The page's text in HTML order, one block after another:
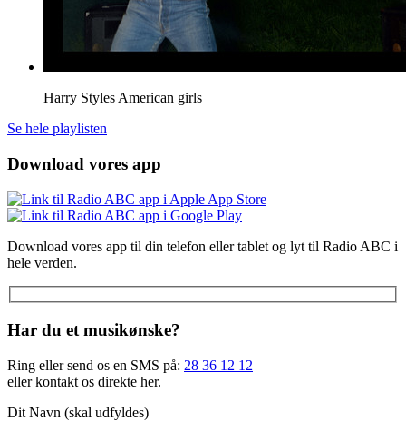
Harry StylesAmerican girls
Se hele playlisten
Download vores app
Download vores app til din telefon eller tablet og lyt til Radio ABC i
hele verden.
Har du et musikønske?
Ring eller send os en SMS på: 28 36 12 12
eller kontakt os direkte her.
Dit Navn (skal udfyldes)